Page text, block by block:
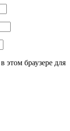
этом браузере для